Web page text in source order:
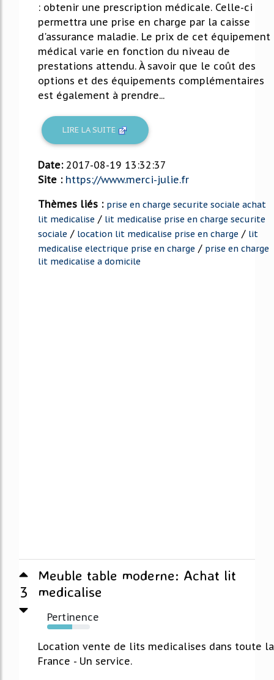
: obtenir une prescription médicale. Celle-ci
permettra une prise en charge par la caisse
d'assurance maladie. Le prix de cet équipement
médical varie en fonction du niveau de
prestations attendu. À savoir que le coût des
options et des équipements complémentaires
est également à prendre...
LIRE LA SUITE
Date: 2017-08-19 13:32:37
Site : https://www.merci-julie.fr
Thèmes liés : prise en charge securite sociale achat
lit medicalise / lit medicalise prise en charge securite
sociale / location lit medicalise prise en charge / lit
medicalise electrique prise en charge / prise en charge
lit medicalise a domicile
3
Meuble table moderne: Achat lit
medicalise
Pertinence
59%
Location vente de lits medicalises dans toute la
France - Un service.